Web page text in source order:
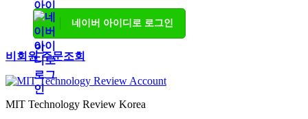
네이버 아이디로 로그인
비회원 주문조회
MIT Technology Review Korea